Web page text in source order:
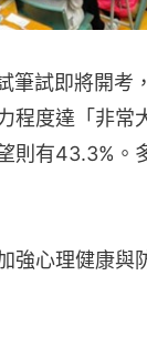
筆試即將開
程度達「非常
則有43.3%。
強心理健康與